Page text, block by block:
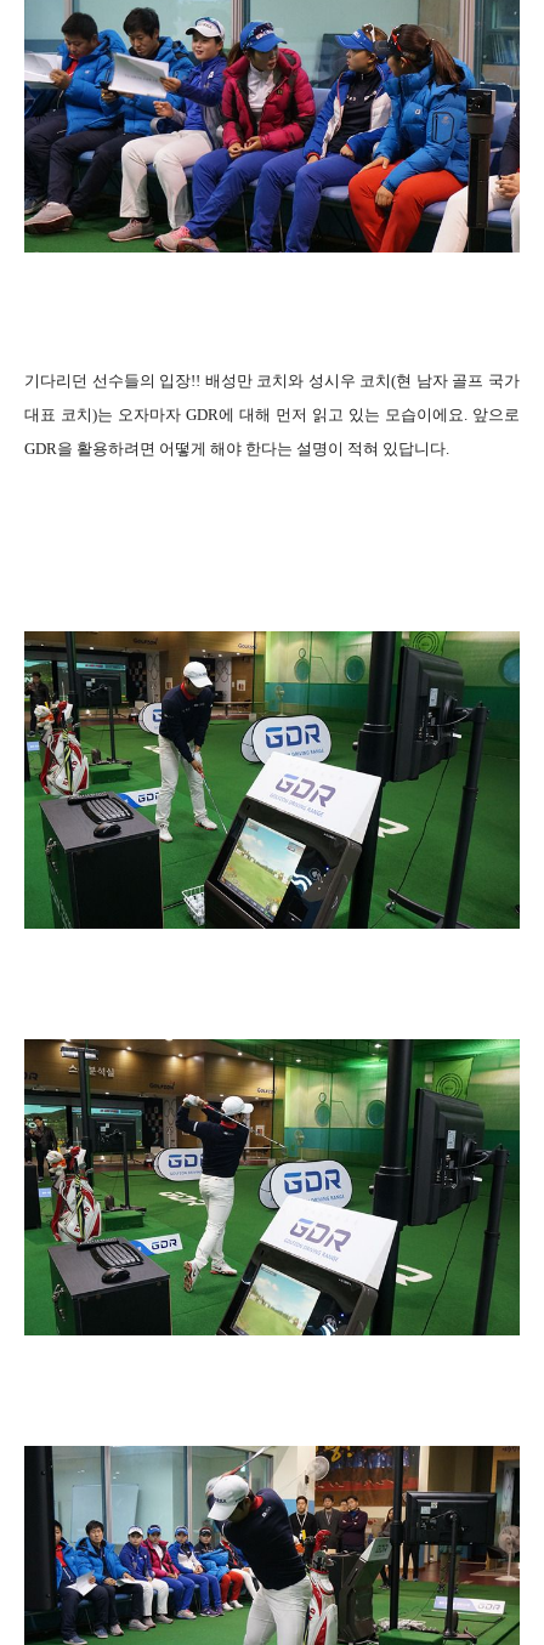
기다리던 선수들의 입장!! 배성만 코치와 성시우 코치(현 남자 골프 국가
대표 코치)는 오자마자 GDR에 대해 먼저 읽고 있는 모습이에요. 앞으로
GDR을 활용하려면 어떻게 해야 한다는 설명이 적혀 있답니다.